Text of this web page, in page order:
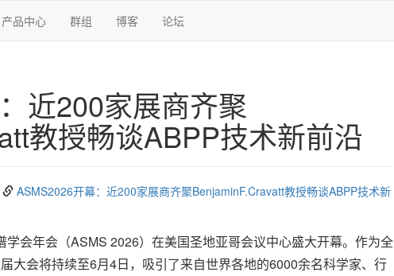
产品中心 群组 博客 论坛
近200家展商齐聚
教授畅谈ABPP技术新前沿
ASMS2026开幕：近200家展商齐聚BenjaminF.Cravatt教授畅谈ABPP技术新
会年会（ASMS 2026）在美国圣地亚哥会议中心盛大开幕。作为全
大会将持续至6月4日，吸引了来自世界各地的6000余名科学家、行